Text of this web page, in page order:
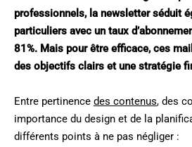
professionnels, la newsletter séduit
particuliers avec un taux
81%. Mais pour être efficace, ces
des objectifs clairs et une stratégie
Entre pertinence des contenus, des
importance du design et de la
différents points à ne pas négliger :